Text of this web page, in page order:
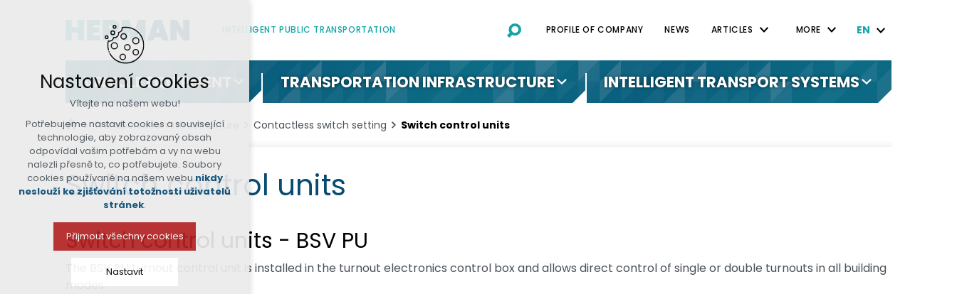
INTELLIGENT PUBLIC TRANSPORTATION PROFILE OF COMPANY NEWS ARTICLES MORE EN
VEHICLE EQUIPMENT TRANSPORTATION INFRASTRUCTURE INTELLIGENT TRANSPORT SYSTEMS
Transportation infrastructure Contactless switch setting Switch control units
Switch control units
Switch control units - BSV PU
The BSV PU turnout control unit is installed in the turnout electronics control box and allows direct control of single or double turnouts in all building
modes:
Nastavení cookies
Vítejte na našem webu!
Potřebujeme nastavit cookies a související
technologie, aby zobrazovaný obsah
odpovídal vašim potřebám a vy na webu
nalezli přesně to, co potřebujete. Soubory
cookies používané na našem webu nikdy
neslouží ke zjišťování totožnosti uživatelů
stránek.
Přijmout všechny cookies
Nastavit